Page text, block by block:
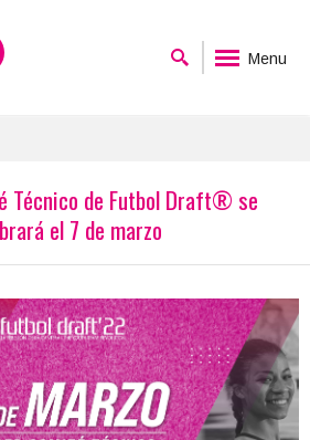
Menu
Técnico de Futbol Draft® se
el 7 de marzo